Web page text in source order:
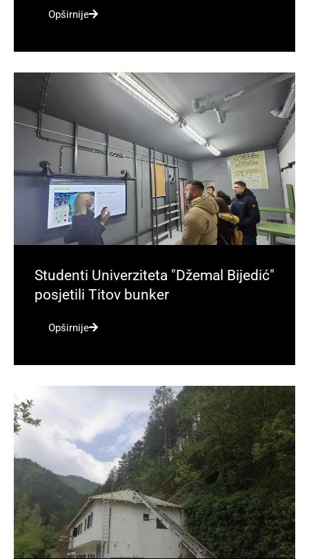
Opširnije
Studenti Univerziteta "Džemal Bijedić"
posjetili Titov bunker
Opširnije